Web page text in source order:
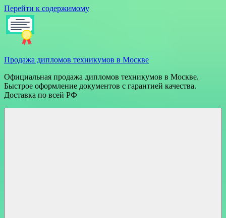
Перейти к содержимому
Продажа дипломов техникумов в Москве
Официальная продажа дипломов техникумов в Москве.
Быстрое оформление документов с гарантией качества.
Доставка по всей РФ